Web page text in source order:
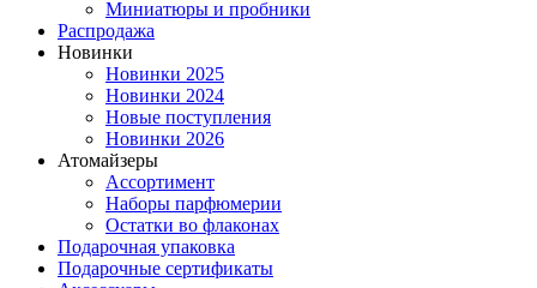
Миниатюры и пробники
Распродажа
Новинки
Новинки 2025
Новинки 2024
Новые поступления
Новинки 2026
Атомайзеры
Ассортимент
Наборы парфюмерии
Остатки во флаконах
Подарочная упаковка
Подарочные сертификаты